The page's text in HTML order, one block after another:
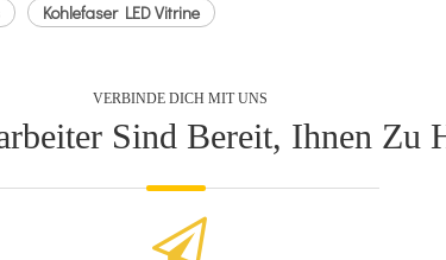
Kohlefaser LED Vitrine
VERBINDE DICH MIT UNS
Sind Bereit, Ihnen Zu